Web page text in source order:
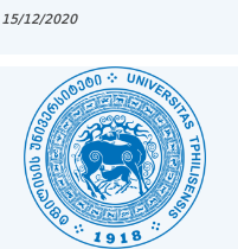
ᲙᲠᲘᲢᲘᲙᲣᲚᲘ ᲢᲔᲥᲡᲢᲘᲡ
ᲨᲔᲓᲔᲒᲔᲑᲘᲡ
ᲞᲠᲔᲖᲔᲜᲢᲐᲪᲘᲐ
15/12/2020